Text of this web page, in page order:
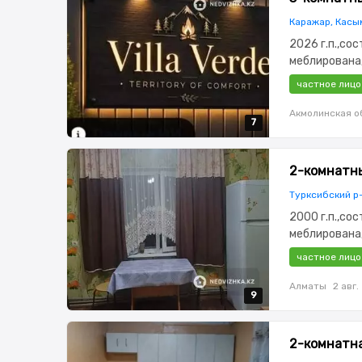
7
7
7
7
7
Каражар,
2026
площадка
частное лицо
Акмолинская
9
9
9
9
9
2-
Турксибский
2000
частное лицо
Алматы 2 авг.
2-